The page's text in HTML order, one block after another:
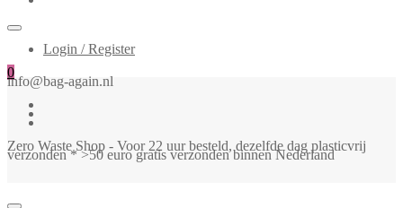
Login / Register
0
info@bag-again.nl
Zero Waste Shop - Voor 22 uur besteld, dezelfde dag plasticvrij
verzonden * >50 euro gratis verzonden binnen Nederland